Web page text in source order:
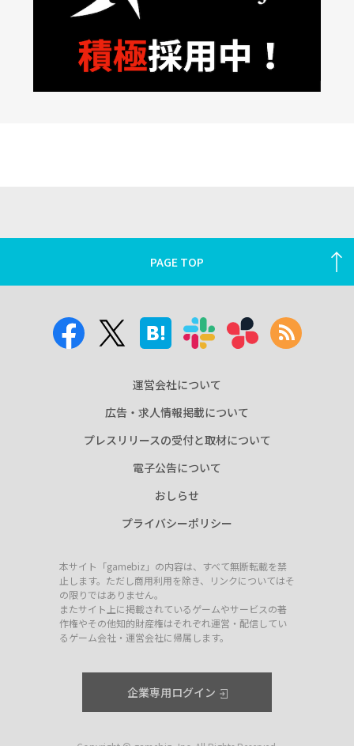
PAGE TOP
運営会社について
広告・求人情報掲載について
プレスリリースの受付と取材について
電子公告について
おしらせ
プライバシーポリシー
本サイト「gamebiz」の内容は、すべて無断転載を禁
止します。ただし商用利用を除き、リンクについてはそ
の限りではありません。
またサイト上に掲載されているゲームやサービスの著
作権やその他知的財産権はそれぞれ運営・配信してい
るゲーム会社・運営会社に帰属します。
企業専用ログイン